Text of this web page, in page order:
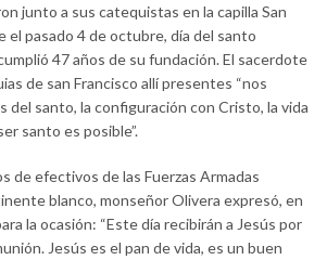
junto a sus catequistas en la capilla San
el pasado 4 de octubre, día del santo
47 años de su fundación. El sacerdote
de san Francisco allí presentes “nos
del santo, la configuración con Cristo, la vida
santo es posible”.
de efectivos de las Fuerzas Armadas
blanco, monseñor Olivera expresó, en
la ocasión: “Este día recibirán a Jesús por
Jesús es el pan de vida, es un buen